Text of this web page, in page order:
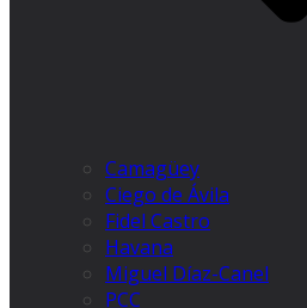
Camagüey
Ciego de Ávila
Fidel Castro
Havana
Miguel Díaz-Canel
PCC